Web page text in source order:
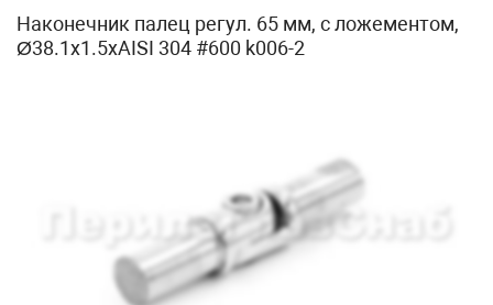
Наконечник палец регул. 65 мм, с ложементом,
Ø38.1х1.5хAISI 304 #600 k006-2